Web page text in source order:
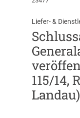
Liefer- &
115/14,
Landau)